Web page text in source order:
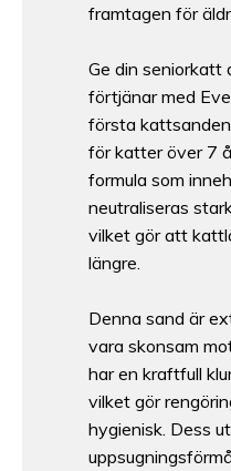
framtagen för
Ge din seniorkatt
förtjänar med
första
för katter över 7
formula som
neutraliseras
vilket gör att
längre.
Denna sand är
vara skonsam
har en kraftfull
vilket gör
hygienisk. Dess